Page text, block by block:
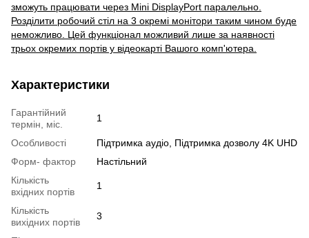
зможуть працювати через Mini DisplayPort паралельно.
Розділити робочий стіл на 3 окремі монітори таким чином буде
неможливо. Цей функціонал можливий лише за наявності
трьох окремих портів у відеокарті Вашого комп'ютера.
Характеристики
Гарантійний
термін, міс.
1
Особливості
Підтримка аудіо, Підтримка дозволу 4K UHD
Форм- фактор
Настільний
Кількість
вхідних портів
1
Кількість
вихідних портів
3